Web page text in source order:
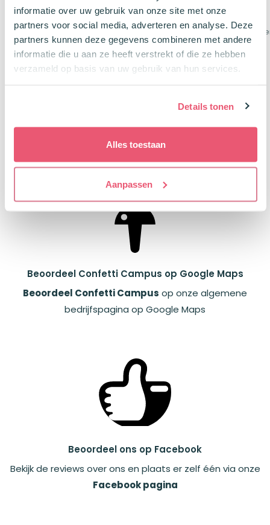
informatie over uw gebruik van onze site met onze
partners voor social media, adverteren en analyse. Deze
partners kunnen deze gegevens combineren met andere
informatie die u aan ze heeft verstrekt of die ze hebben
verzameld op basis van uw gebruik van hun services.
Details tonen
Alles toestaan
Aanpassen
4 vakken
Uitneembaar tussenschot
14,99 Oorspronkelijke
prijs
was:
€11,24 Huidige
prijs
is:
3 ruime vakken
Makkelijk te
€ 18,99 prijs
was:
€ 14,24
is:
Extraliefde & beoordelingenover
Confetti Campus
Beoordeel Confetti Campus op Google Maps
Beoordeel Confetti Campus op onze algemene
bedrijfspagina op Google Maps
Beoordeel ons op Facebook
Bekijk de reviews over ons en plaats er zelf één via onze
Facebook pagina